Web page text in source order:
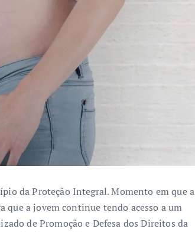
da Proteção Integral. Momento em que a
que a jovem continue tendo acesso a um
de Promoção e Defesa dos Direitos da